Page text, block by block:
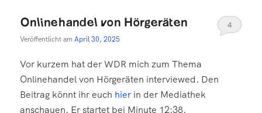
Onlinehandel von Hörgeräten
Veröffentlicht amApril 30, 2025
4
Vor kurzem hat der WDR mich zum Thema
Onlinehandel von Hörgeräten interviewed. Den
Beitrag könnt ihr euch hier in der Mediathek
anschauen. Er startet bei Minute 12:38.